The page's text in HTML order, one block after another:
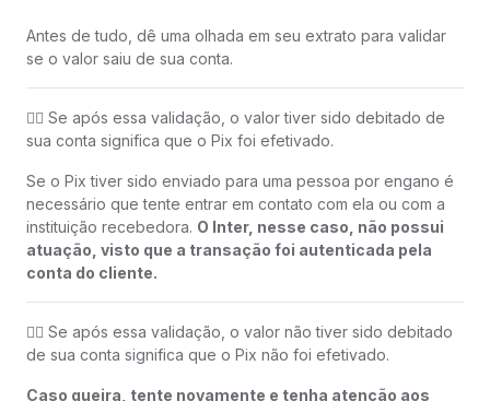
Antes de tudo, dê uma olhada em seu extrato para validar
se o valor saiu de sua conta.
👉🏻 Se após essa validação, o valor tiver sido debitado de
sua conta significa que o Pix foi efetivado.
Se o Pix tiver sido enviado para uma pessoa por engano é
necessário que tente entrar em contato com ela ou com a
instituição recebedora. O Inter, nesse caso, não possui
atuação, visto que a transação foi autenticada pela
conta do cliente.
👉🏻 Se após essa validação, o valor não tiver sido debitado
de sua conta significa que o Pix não foi efetivado.
Caso queira, tente novamente e tenha atenção aos